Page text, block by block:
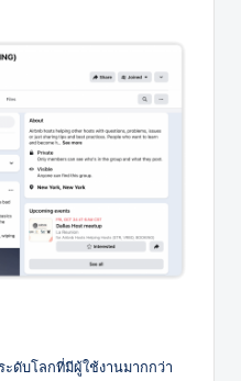
ดับโลกที่มีผู้ใช้งานมากกว่า